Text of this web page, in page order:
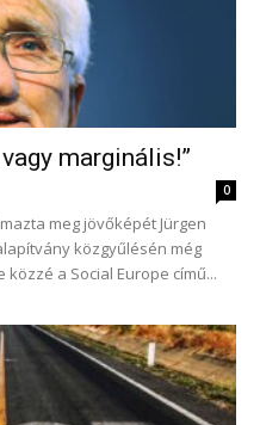
marginális!”
0
meg jövőképét Jürgen
közgyűlésén még
a Social Europe című...